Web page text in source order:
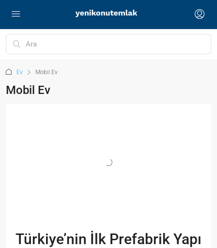
Ev Mobil Ev
Mobil Ev
Türkiye’nin İlk Prefabrik Yapı